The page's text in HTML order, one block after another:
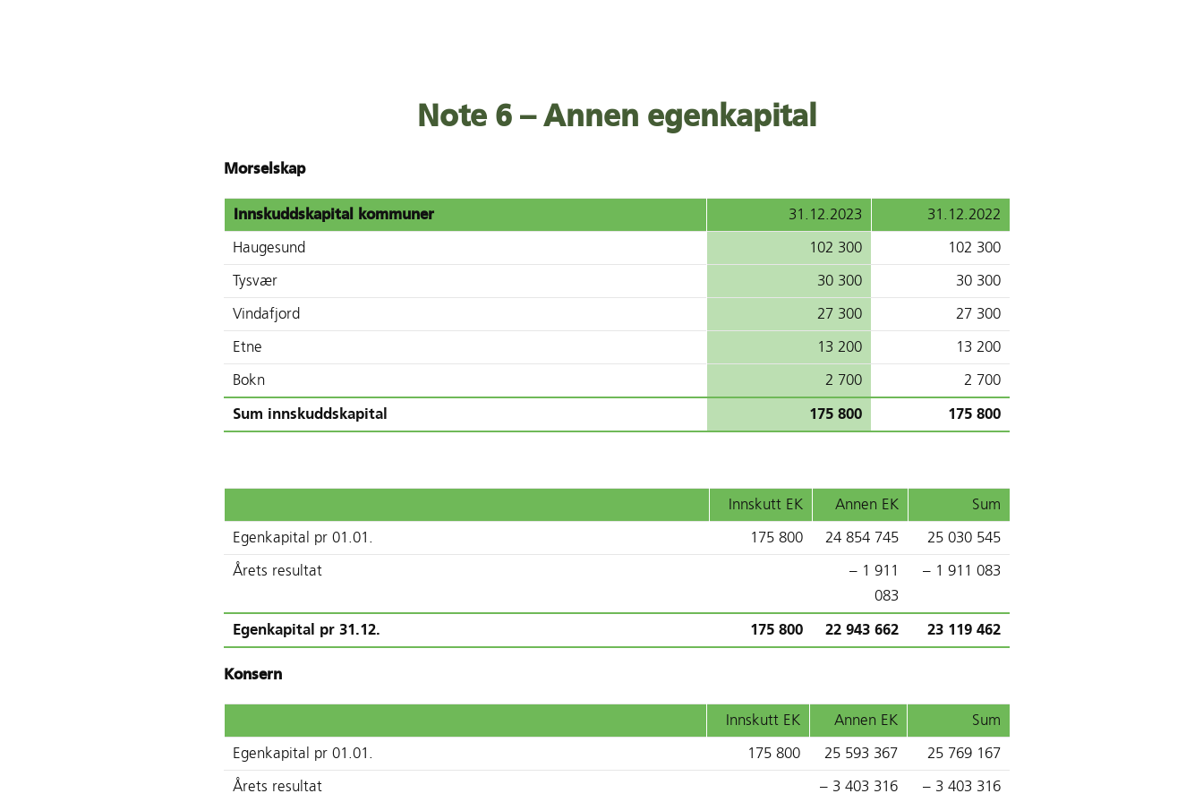
Note 6 – Annen egenkapital
Morselskap
Innskuddskapital kommuner 31.12.2023 31.12.2022
Haugesund 102 300 102 300
Tysvær 30 300 30 300
Vindafjord 27 300 27 300
Etne 13 200 13 200
Bokn 2 700 2 700
Sum innskuddskapital 175 800 175 800
Innskutt EK Annen EK Sum
Egenkapital pr 01.01. 175 800 24 854 745 25 030 545
Årets resultat
– 1 911
083
– 1 911 083
Egenkapital pr 31.12. 175 800 22 943 662 23 119 462
Konsern
Innskutt EK Annen EK Sum
Egenkapital pr 01.01. 175 800 25 593 367 25 769 167
Årets resultat – 3 403 316 – 3 403 316